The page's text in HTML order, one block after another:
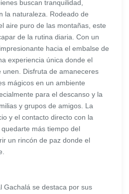
buscan tranquilidad,
la naturaleza. Rodeado de
aire puro de las montañas, este
de la rutina diaria. Con un
hacia el embalse de
experiencia única donde el
Disfruta de amaneceres
mágicos en un ambiente
para el descanso y la
y grupos de amigos. La
y el contacto directo con la
más tiempo del
un rincón de paz donde el
Gachalá se destaca por sus